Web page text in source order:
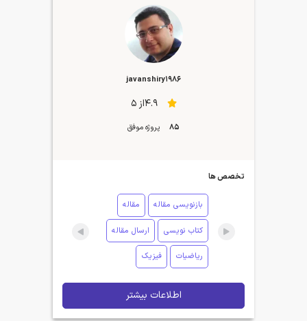
javanshiry1986
4.9از 5
85 پروژه موفق
تخصص ها
بازنویسی مقاله مقاله
کتاب نویسی ارسال مقاله
ریاضیات فیزیک
اطلاعات بیشتر